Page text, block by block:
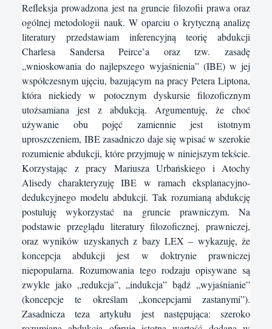
Refleksja prowadzona jest na gruncie filozofii prawa oraz
ogólnej metodologii nauk. W oparciu o krytyczną analizę
literatury przedstawiam inferencyjną teorię abdukcji
Charlesa Sandersa Peirce’a oraz tzw. zasadę
„wnioskowania do najlepszego wyjaśnienia” (IBE) w jej
współczesnym ujęciu, bazującym na pracy Petera Liptona,
która niekiedy w potocznym dyskursie filozoficznym
utożsamiana jest z abdukcją. Argumentuję, że choć
używanie obu pojęć zamiennie jest istotnym
uproszczeniem, IBE zasadniczo daje się wpisać w szerokie
rozumienie abdukcji, które przyjmuję w niniejszym tekście.
Korzystając z pracy Mariusza Urbańskiego i Atochy
Alisedy charakteryzuję IBE w ramach eksplanacyjno-
dedukcyjnego modelu abdukcji. Tak rozumianą abdukcję
postuluję wykorzystać na gruncie prawniczym. Na
podstawie przeglądu literatury filozoficznej, prawniczej,
oraz wyników uzyskanych z bazy LEX – wykazuję, że
koncepcja abdukcji jest w doktrynie prawniczej
niepopularna. Rozumowania tego rodzaju opisywane są
zwykle jako „redukcja”, „indukcja” bądź „wyjaśnianie”
(koncepcje te określam „koncepcjami zastanymi”).
Zasadnicza teza artykułu jest następująca: szeroko